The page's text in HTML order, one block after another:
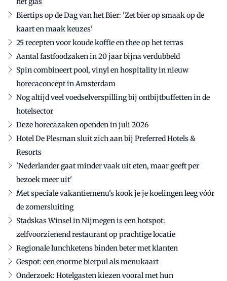
Biertips op de Dag van het Bier: 'Zet bier op smaak op de
kaart en maak keuzes'
25 recepten voor koude koffie en thee op het terras
Aantal fastfoodzaken in 20 jaar bijna verdubbeld
Spin combineert pool, vinyl en hospitality in nieuw
horecaconcept in Amsterdam
Nog altijd veel voedselverspilling bij ontbijtbuffetten in de
hotelsector
Deze horecazaken openden in juli 2026
Hotel De Plesman sluit zich aan bij Preferred Hotels &
Resorts
'Nederlander gaat minder vaak uit eten, maar geeft per
bezoek meer uit'
Met speciale vakantiemenu's kook je je koelingen leeg vóór
de zomersluiting
Stadskas Winsel in Nijmegen is een hotspot:
zelfvoorzienend restaurant op prachtige locatie
Regionale lunchketens binden beter met klanten
Gespot: een enorme bierpul als menukaart
Onderzoek: Hotelgasten kiezen vooral met hun